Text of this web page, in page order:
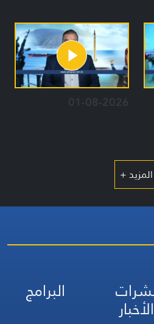
01-08-2026
المزيد +
الأخبار
البرامج